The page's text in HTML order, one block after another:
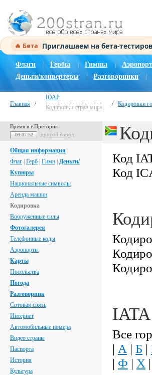
🔥 Бета Приглашаем на бета-
Флаги Гербы Гимны |
Деньги/конвертеры
Разговорники
Главная /
ЮАР
Кодировки стран мира
/ Кодировки
Время в г.Претория
09:07:53 другой город
Общая информация
Флаг Герб Гимн Деньги/
Купюры
Национальные символы
Аренда машин
Кодировка
Вооруженные силы
Фотогалерея
Телефонные коды
Аэропорты
Карты
Посольства
Погода
Разговорник
Сотовая связь
Интернет
Автомобильные номера
Видео страны
Паспорта
История
Культура
Код
Код
Все
| А | Б |
| Ф | Х |